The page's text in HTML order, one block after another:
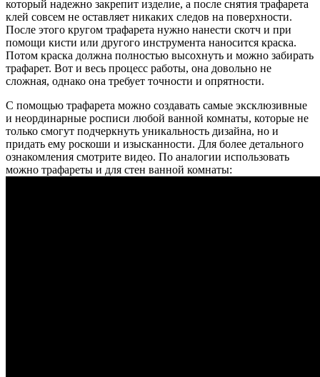
который надежно закрепит изделие, а после снятия трафарета
клей совсем не оставляет никаких следов на поверхности.
После этого кругом трафарета нужно нанести скотч и при
помощи кисти или другого инструмента наносится краска.
Потом краска должна полностью высохнуть и можно забирать
трафарет. Вот и весь процесс работы, она довольно не
сложная, однако она требует точности и опрятности.
С помощью трафарета можно создавать самые эксклюзивные
и неординарные росписи любой ванной комнаты, которые не
только смогут подчеркнуть уникальность дизайна, но и
придать ему роскоши и изысканности. Для более детального
ознакомления смотрите видео. По аналогии использовать
можно трафареты и для стен ванной комнаты: